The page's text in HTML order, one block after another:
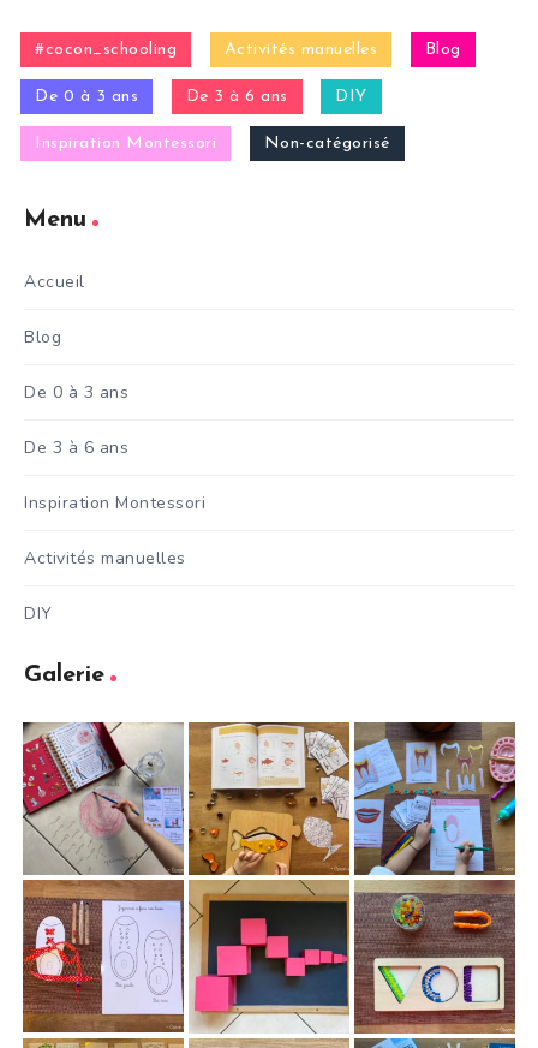
#cocon_schooling Activités manuelles Blog
De 0 à 3 ans De 3 à 6 ans DIY
Inspiration Montessori Non-catégorisé
Menu
Accueil
Blog
De 0 à 3 ans
De 3 à 6 ans
Inspiration Montessori
Activités manuelles
DIY
Galerie